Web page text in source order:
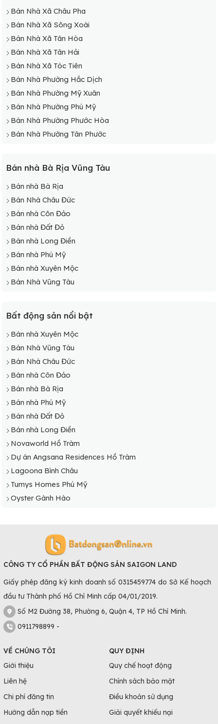
Bán Nhà Xã Châu Pha
Bán Nhà Xã Sông Xoài
Bán Nhà Xã Tân Hòa
Bán Nhà Xã Tân Hải
Bán Nhà Xã Tóc Tiên
Bán Nhà Phường Hắc Dịch
Bán Nhà Phường Mỹ Xuân
Bán Nhà Phường Phú Mỹ
Bán Nhà Phường Phước Hòa
Bán Nhà Phường Tân Phước
Bán nhà Bà Rịa Vũng Tàu
Bán nhà Bà Rịa
Bán Nhà Châu Đức
Bán nhà Côn Đảo
Bán nhà Đất Đỏ
Bán nhà Long Điền
Bán nhà Phú Mỹ
Bán nhà Xuyên Mộc
Bán Nhà Vũng Tàu
Bất động sản nổi bật
Bán nhà Xuyên Mộc
Bán Nhà Vũng Tàu
Bán Nhà Châu Đức
Bán nhà Côn Đảo
Bán nhà Bà Rịa
Bán nhà Phú Mỹ
Bán nhà Đất Đỏ
Bán nhà Long Điền
Novaworld Hồ Tràm
Dự án Angsana Residences Hồ Tràm
Lagoona Bình Châu
Tumys Homes Phú Mỹ
Oyster Gành Hào
CÔNG TY CỔ PHẦN BẤT ĐỘNG SẢN SAIGON LAND
Giấy phép đăng ký kinh doanh số 0315459774 do Sở Kế hoạch
đầu tư Thành phố Hồ Chí Minh cấp 04/01/2019.
Số M2 Đường 38, Phường 6, Quận 4, TP Hồ Chí Minh.
0911798899 -
VỀ CHÚNG TÔI
Giới thiệu
Liên hệ
Chi phí đăng tin
Hướng dẫn nạp tiền
QUY ĐỊNH
Quy chế hoạt động
Chính sách bảo mật
Điều khoản sử dụng
Giải quyết khiếu nại